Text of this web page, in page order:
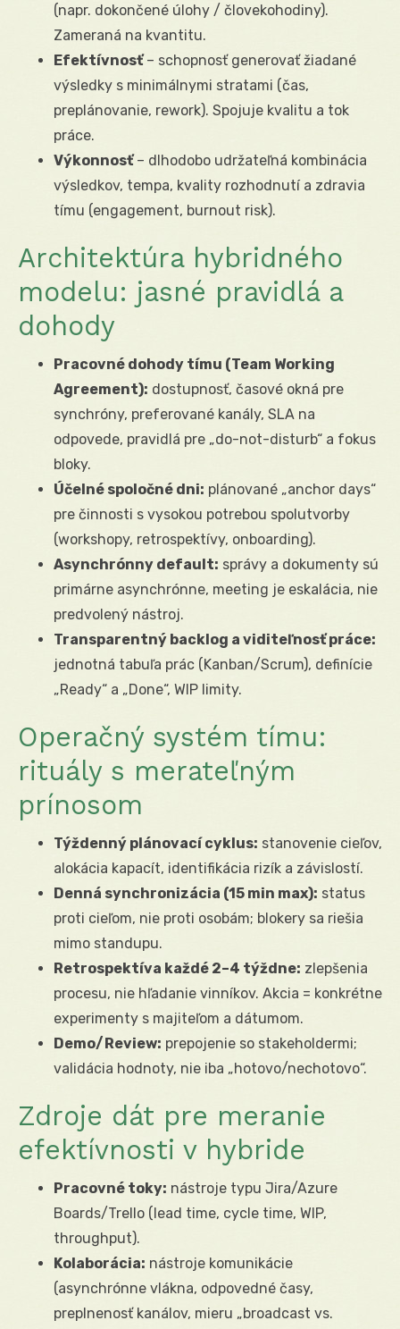
(napr. dokončené úlohy / človekohodiny).
Zameraná na kvantitu.
Efektívnosť– schopnosť generovať žiadané
výsledky s minimálnymi stratami (čas,
preplánovanie, rework). Spojuje kvalitu a tok
práce.
Výkonnosť– dlhodobo udržateľná kombinácia
výsledkov, tempa, kvality rozhodnutí a zdravia
tímu (engagement, burnout risk).
Architektúra hybridného
modelu: jasné pravidlá a
dohody
Pracovné dohody tímu (Team Working
Agreement): dostupnosť, časové okná pre
synchróny, preferované kanály, SLA na
odpovede, pravidlá pre „do-not-disturb“ a fokus
bloky.
Účelné spoločné dni: plánované „anchor days“
pre činnosti s vysokou potrebou spolutvorby
(workshopy, retrospektívy, onboarding).
Asynchrónny default: správy a dokumenty sú
primárne asynchrónne, meeting je eskalácia, nie
predvolený nástroj.
Transparentný backlog a viditeľnosť práce:
jednotná tabuľa prác (Kanban/Scrum), definície
„Ready“ a „Done“, WIP limity.
Operačný systém tímu:
rituály s merateľným
prínosom
Týždenný plánovací cyklus: stanovenie cieľov,
alokácia kapacít, identifikácia rizík a závislostí.
Denná synchronizácia (15 min max): status
proti cieľom, nie proti osobám; blokery sa riešia
mimo standupu.
Retrospektíva každé 2–4 týždne: zlepšenia
procesu, nie hľadanie vinníkov. Akcia = konkrétne
experimenty s majiteľom a dátumom.
Demo/Review: prepojenie so stakeholdermi;
validácia hodnoty, nie iba „hotovo/nechotovo“.
Zdroje dát pre meranie
efektívnosti v hybride
Pracovné toky: nástroje typu Jira/Azure
Boards/Trello (lead time, cycle time, WIP,
throughput).
Kolaborácia: nástroje komunikácie
(asynchrónne vlákna, odpovedné časy,
preplnenosť kanálov, mieru „broadcast vs.